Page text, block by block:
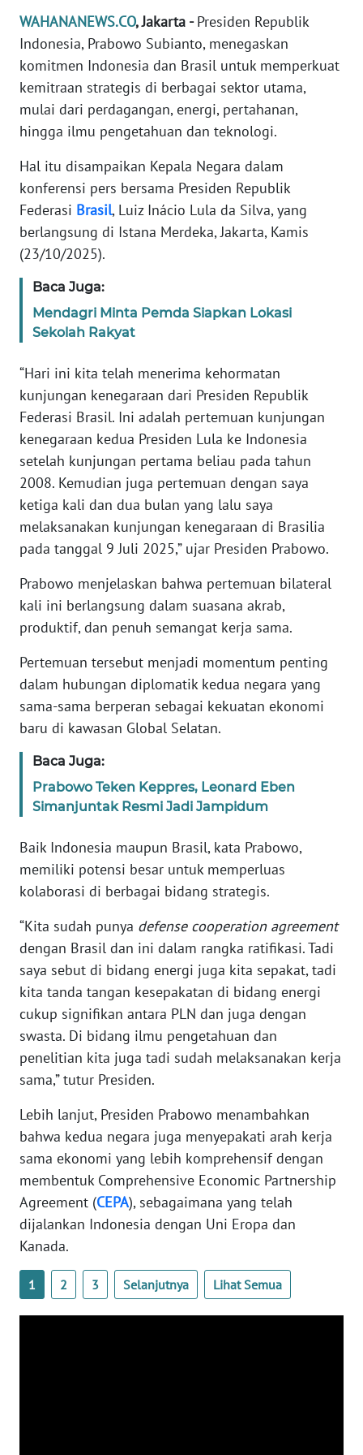
WAHANANEWS.CO, Jakarta -Presiden Republik
Indonesia, Prabowo Subianto, menegaskan
komitmen Indonesia dan Brasil untuk memperkuat
kemitraan strategis di berbagai sektor utama,
mulai dari perdagangan, energi, pertahanan,
hingga ilmu pengetahuan dan teknologi.
Hal itu disampaikan Kepala Negara dalam
konferensi pers bersama Presiden Republik
Federasi Brasil, Luiz Inácio Lula da Silva, yang
berlangsung di Istana Merdeka, Jakarta, Kamis
(23/10/2025).
Baca Juga:
Mendagri Minta Pemda Siapkan Lokasi
Sekolah Rakyat
“Hari ini kita telah menerima kehormatan
kunjungan kenegaraan dari Presiden Republik
Federasi Brasil. Ini adalah pertemuan kunjungan
kenegaraan kedua Presiden Lula ke Indonesia
setelah kunjungan pertama beliau pada tahun
2008. Kemudian juga pertemuan dengan saya
ketiga kali dan dua bulan yang lalu saya
melaksanakan kunjungan kenegaraan di Brasilia
pada tanggal 9 Juli 2025,” ujar Presiden Prabowo.
Prabowo menjelaskan bahwa pertemuan bilateral
kali ini berlangsung dalam suasana akrab,
produktif, dan penuh semangat kerja sama.
Pertemuan tersebut menjadi momentum penting
dalam hubungan diplomatik kedua negara yang
sama-sama berperan sebagai kekuatan ekonomi
baru di kawasan Global Selatan.
Baca Juga:
Prabowo Teken Keppres, Leonard Eben
Simanjuntak Resmi Jadi Jampidum
Baik Indonesia maupun Brasil, kata Prabowo,
memiliki potensi besar untuk memperluas
kolaborasi di berbagai bidang strategis.
“Kita sudah punya defense cooperation agreement
dengan Brasil dan ini dalam rangka ratifikasi. Tadi
saya sebut di bidang energi juga kita sepakat, tadi
kita tanda tangan kesepakatan di bidang energi
cukup signifikan antara PLN dan juga dengan
swasta. Di bidang ilmu pengetahuan dan
penelitian kita juga tadi sudah melaksanakan kerja
sama,” tutur Presiden.
Lebih lanjut, Presiden Prabowo menambahkan
bahwa kedua negara juga menyepakati arah kerja
sama ekonomi yang lebih komprehensif dengan
membentuk Comprehensive Economic Partnership
Agreement (CEPA), sebagaimana yang telah
dijalankan Indonesia dengan Uni Eropa dan
Kanada.
1 2 3 Selanjutnya Lihat Semua
INDEKS
BERITA
KONTAK
KAMI
INFO
KAMI
PEDOMAN
SIBER
KARIR
DISCLAIMER
Wahana
News
Regional
SUMUT
WN
JAKARTA
WN
BANTEN
WN
WN
KEPRI
WN
PAPUA
BARAT
WN
RIAU
WN
SERAMBI
WN
WN
SULTRA
WN
NTB